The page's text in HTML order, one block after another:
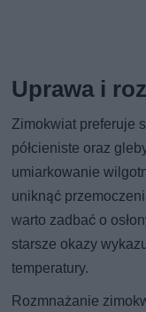
Uprawa i
Zimokwiat preferuje
półcieniste oraz
umiarkowanie
uniknąć
warto zadbać o
starsze okazy
temperatury.
Rozmnażanie